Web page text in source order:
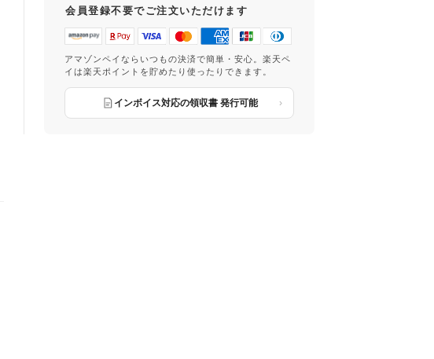
会員登録不要でご注文いただけます
アマゾンペイならいつもの決済で簡単・安心。楽天ペ
イは楽天ポイントを貯めたり使ったりできます。
インボイス対応の領収書 発行可能